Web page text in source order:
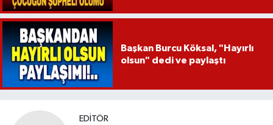
Başkan Burcu Köksal, "Hayırlı
olsun" dedi ve paylaştı
EDITÖR